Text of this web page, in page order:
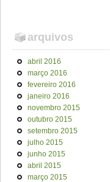
arquivos
abril 2016
março 2016
fevereiro 2016
janeiro 2016
novembro 2015
outubro 2015
setembro 2015
julho 2015
junho 2015
abril 2015
março 2015